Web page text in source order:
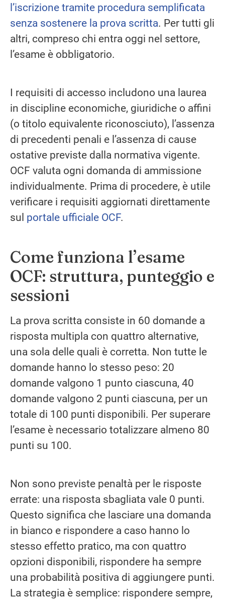
l’iscrizione tramite procedura semplificata
senza sostenere la prova scritta. Per tutti gli
altri, compreso chi entra oggi nel settore,
l’esame è obbligatorio.
I requisiti di accesso includono una laurea
in discipline economiche, giuridiche o affini
(o titolo equivalente riconosciuto), l’assenza
di precedenti penali e l’assenza di cause
ostative previste dalla normativa vigente.
OCF valuta ogni domanda di ammissione
individualmente. Prima di procedere, è utile
verificare i requisiti aggiornati direttamente
sul portale ufficiale OCF.
Come funziona l’esame
OCF: struttura, punteggio e
sessioni
La prova scritta consiste in 60 domande a
risposta multipla con quattro alternative,
una sola delle quali è corretta. Non tutte le
domande hanno lo stesso peso: 20
domande valgono 1 punto ciascuna, 40
domande valgono 2 punti ciascuna, per un
totale di 100 punti disponibili. Per superare
l’esame è necessario totalizzare almeno 80
punti su 100.
Non sono previste penaltà per le risposte
errate: una risposta sbagliata vale 0 punti.
Questo significa che lasciare una domanda
in bianco e rispondere a caso hanno lo
stesso effetto pratico, ma con quattro
opzioni disponibili, rispondere ha sempre
una probabilità positiva di aggiungere punti.
La strategia è semplice: rispondere sempre,